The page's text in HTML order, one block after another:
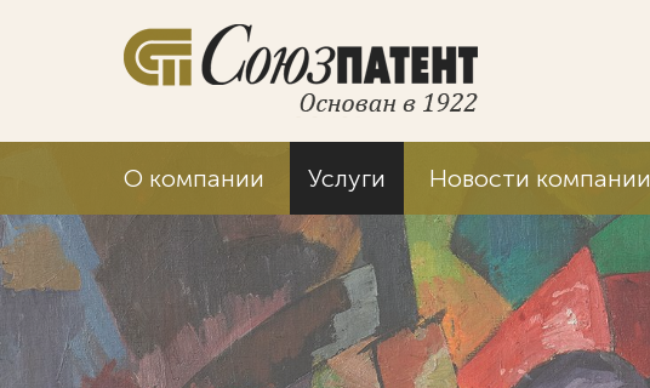
О компании Услуги Новости компании